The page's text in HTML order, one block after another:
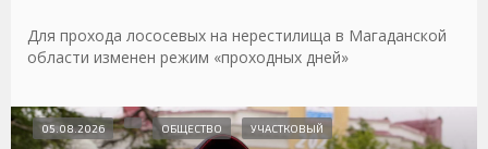
Для прохода лососевых на нерестилища в Магаданской
области изменен режим «проходных дней»
05.08.2026 ОБЩЕСТВО УЧАСТКОВЫЙ